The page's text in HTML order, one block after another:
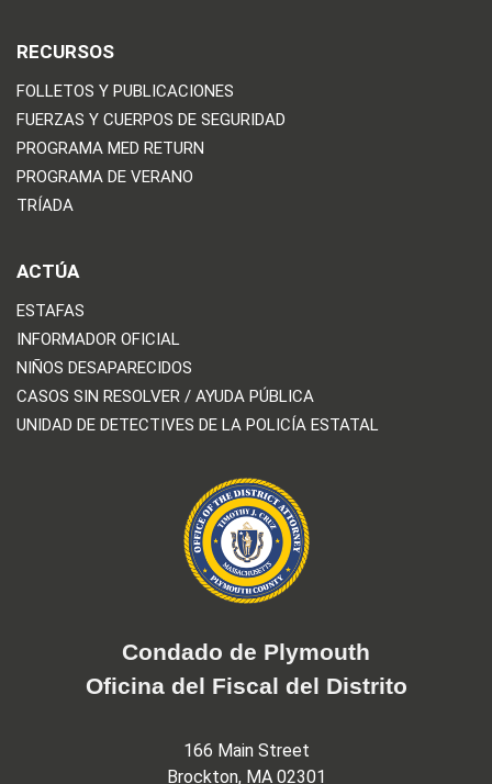
RECURSOS
FOLLETOS Y PUBLICACIONES
FUERZAS Y CUERPOS DE SEGURIDAD
PROGRAMA MED RETURN
PROGRAMA DE VERANO
TRÍADA
ACTÚA
ESTAFAS
INFORMADOR OFICIAL
NIÑOS DESAPARECIDOS
CASOS SIN RESOLVER / AYUDA PÚBLICA
UNIDAD DE DETECTIVES DE LA POLICÍA ESTATAL
Condado de Plymouth
Oficina del Fiscal del Distrito
166 Main Street
Brockton, MA 02301